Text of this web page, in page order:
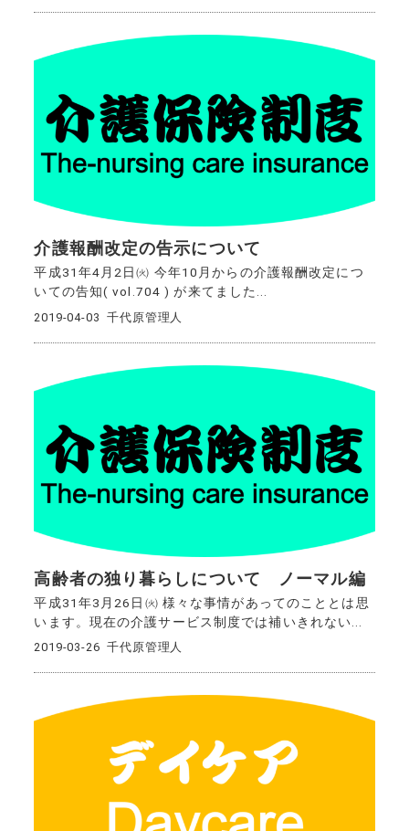
介護報酬改定の告示について
平成31年4月2日㈫ 今年10月からの介護報酬改定につ
いての告知( vol.704 ) が来てました...
2019-04-03 千代原管理人
高齢者の独り暮らしについて ノーマル編
平成31年3月26日㈫ 様々な事情があってのこととは思
います。現在の介護サービス制度では補いきれない...
2019-03-26 千代原管理人